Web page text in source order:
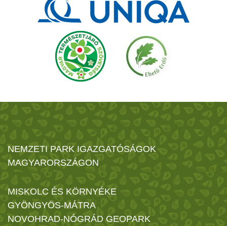
NEMZETI PARK IGAZGATÓSÁGOK
MAGYARORSZÁGON
MISKOLC ÉS KÖRNYÉKE
GYÖNGYÖS-MÁTRA
NOVOHRAD-NÓGRÁD GEOPARK